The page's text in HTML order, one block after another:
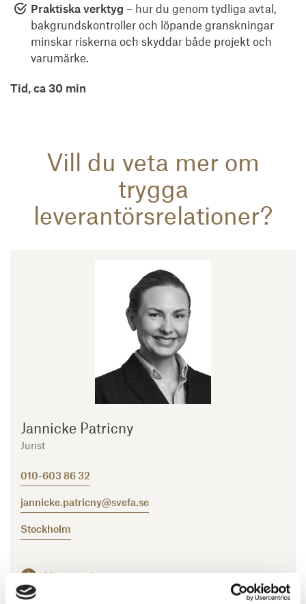
Praktiska verktyg – hur du genom tydliga avtal,
bakgrundskontroller och löpande granskningar
minskar riskerna och skyddar både projekt och
varumärke.
Tid, ca 30 min
Vill du veta mer om
trygga
leverantörsrelationer?
Jannicke Patricny
Jurist
010-603 86 32
jannicke.patricny@svefa.se
Stockholm
Mer om mig